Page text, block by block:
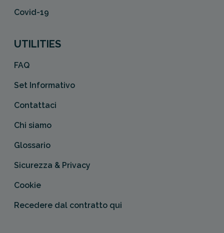
Covid-19
UTILITIES
FAQ
Set Informativo
Contattaci
Chi siamo
Glossario
Sicurezza & Privacy
Cookie
Recedere dal contratto qui